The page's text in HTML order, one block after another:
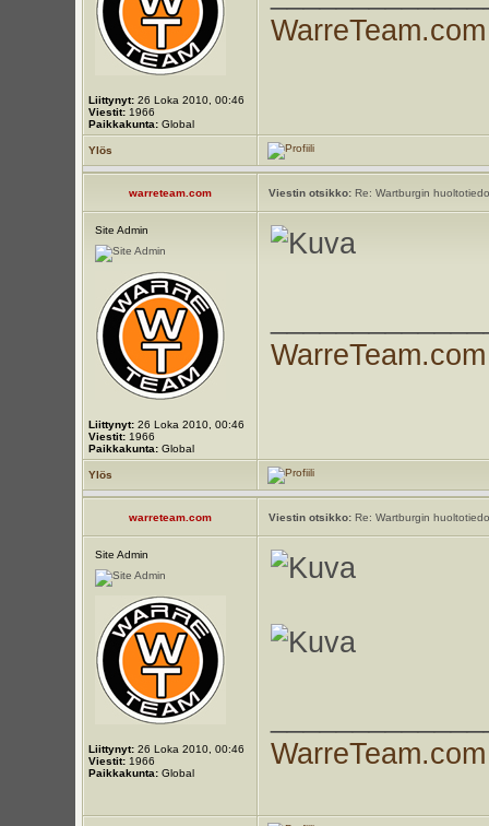
Liittynyt:26 Loka 2010, 00:46
Viestit:1966
Paikkakunta:Global
WarreTeam.com
Ylös
warreteam.com Viestin otsikko:Re: Wartburgin
Site Admin
Liittynyt:26 Loka 2010, 00:46
Viestit:1966
Paikkakunta:Global
WarreTeam.com
Ylös
warreteam.com Viestin otsikko:Re: Wartburgin
Site Admin
Liittynyt:26 Loka 2010, 00:46
Viestit:1966
Paikkakunta:Global
WarreTeam.com